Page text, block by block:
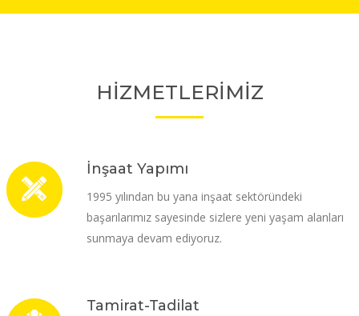
HİZMETLERİMİZ
İnşaat Yapımı
1995 yılından bu yana inşaat sektöründeki
başarılarımız sayesinde sizlere yeni yaşam alanları
sunmaya devam ediyoruz.
Tamirat-Tadilat